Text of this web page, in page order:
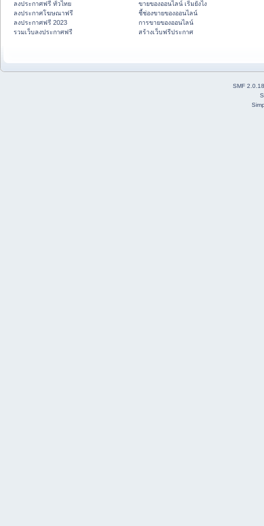
ลงประกาศฟรี ทั่วไทย
ลงประกาศโฆษณาฟรี
ลงประกาศฟรี 2023
รวมเว็บลงประกาศฟรี
ขายของออนไลน์ เริ่มยังไง
ชี้ช่องขายของออนไลน์
การขายของออนไลน์
สร้างเว็บฟรีประกาศ
SMF 2.0.18